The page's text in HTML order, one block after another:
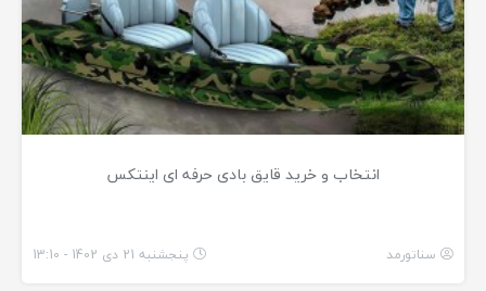
انتخاب و خرید قایق بادی حرفه ای اینتکس
سناتورمد پنجشنبه 21 دی 1402 - 13:10